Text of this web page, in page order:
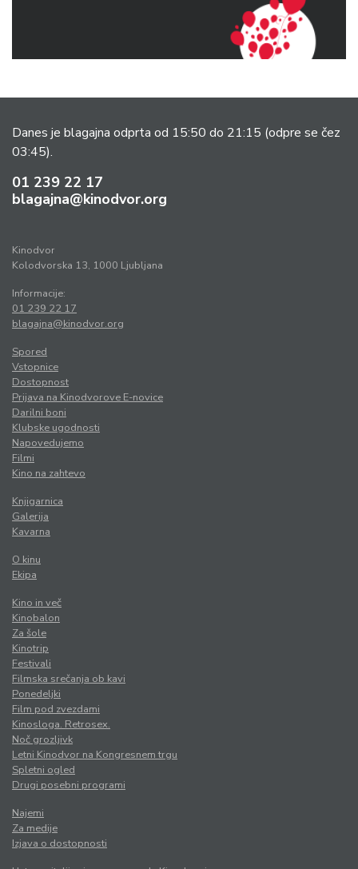
Danes je blagajna odprta od 15:50 do 21:15 (odpre se čez
03:45).
01 239 22 17
blagajna@kinodvor.org
Kinodvor
Kolodvorska 13, 1000 Ljubljana
Informacije:
01 239 22 17
blagajna@kinodvor.org
Spored
Vstopnice
Dostopnost
Prijava na Kinodvorove E-novice
Darilni boni
Klubske ugodnosti
Napovedujemo
Filmi
Kino na zahtevo
Knjigarnica
Galerija
Kavarna
O kinu
Ekipa
Kino in več
Kinobalon
Za šole
Kinotrip
Festivali
Filmska srečanja ob kavi
Ponedeljki
Film pod zvezdami
Kinosloga. Retrosex.
Noč grozljivk
Letni Kinodvor na Kongresnem trgu
Spletni ogled
Drugi posebni programi
Najemi
Za medije
Izjava o dostopnosti